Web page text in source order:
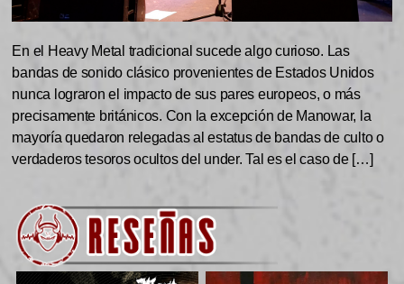
En el Heavy Metal tradicional sucede algo curioso. Las
bandas de sonido clásico provenientes de Estados Unidos
nunca lograron el impacto de sus pares europeos, o más
precisamente británicos. Con la excepción de Manowar, la
mayoría quedaron relegadas al estatus de bandas de culto o
verdaderos tesoros ocultos del under. Tal es el caso de […]